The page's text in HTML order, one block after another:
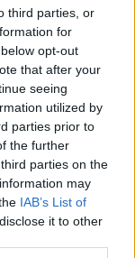
third parties, or
for
opt-out
that after your
seeing
utilized by
parties prior to
the further
parties on the
may
IAB’s List of
it to other